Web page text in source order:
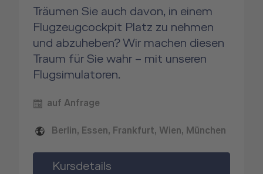
Träumen Sie auch davon, in einem
Flugzeugcockpit Platz zu nehmen
und abzuheben? Wir machen diesen
Traum für Sie wahr – mit unseren
Flugsimulatoren.
auf Anfrage
Berlin, Essen, Frankfurt, Wien, München
Kursdetails